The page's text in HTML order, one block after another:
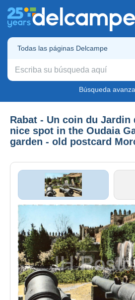
Todas las páginas Delcampe
Búsqueda
Rabat - Un coin du Jardin
nice spot in the Oudaia
garden - old postcard